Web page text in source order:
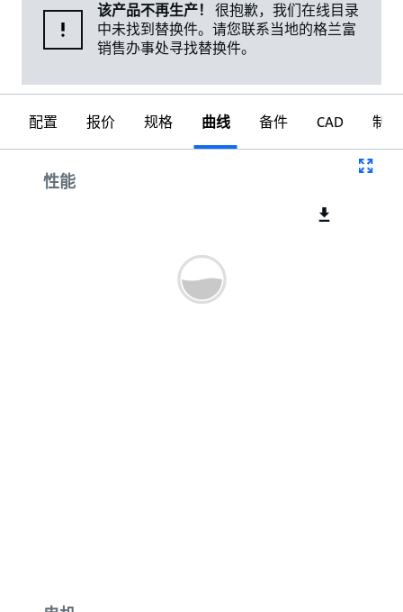
该产品不再生产！
很抱歉，我们在线目录
中未找到替换件。请您联系当地的格兰富
销售办事处寻找替换件。
配置 报价 规格 曲线 备件 CAD 制图
性能